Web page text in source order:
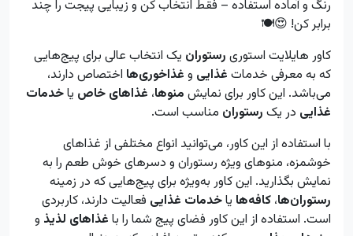
رنگ و آماده استفاده – فقط انتخاب کن و زیبایی پیجت را چند
برابر کن! 😍🍽️
کاور هایلایت استوری رستوران یک انتخاب عالی برای پیج‌هایی
که به معرفی خدمات غذایی و غذاخوری‌ها اختصاص دارند،
می‌باشد. این کاور برای نمایش منوها، غذاهای خاص یاخدمات
غذایی در یک رستوران مناسب است.
با استفاده از این کاور، می‌توانید انواع مختلفی از غذاهای
خوشمزه، منوهای ویژه رستوران و دسرهای خوش طعم را به
نمایش بگذارید. این کاور به‌ویژه برای پیج‌هایی که در زمینه
رستوران‌ها، کافه‌ها یاخدمات غذایی فعالیت دارند، کاربردی
است. استفاده از این کاور فضای پیج شما را با غذاهای لذیذ و